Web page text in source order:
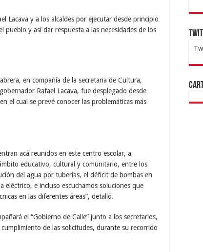
Lacava y a los alcaldes por ejecutar desde principio
pueblo y así dar respuesta a las necesidades de los
en compañía de la secretaria de Cultura,
Rafael Lacava, fue desplegado desde
el cual se prevé conocer las problemáticas más
acá reunidos en este centro escolar, a
educativo, cultural y comunitario, entre los
del agua por tuberías, el déficit de bombas en
e incluso escuchamos soluciones que
en las diferentes áreas”, detalló.
el “Gobierno de Calle” junto a los secretarios,
de las solicitudes, durante su recorrido